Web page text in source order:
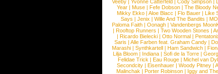
Veeby Yvonne Catterfeld Cody Simpson
Year |Muse |Fefe Dobson |The Bloody
Mikky Ekko | Aloe Blacc | Flo Bauer | Like
Says | Jenix | Wille And The Bandits | MO
Paloma Faith |Oonagh |Vandenbergs
|Rooftop Runners |Two Wooden Stones |
| Ricardo Bielecki | Otto Normal |
Saris | Alle Farben feat. Graham Candy |
Marashi | Synthkartell | Ham Sandwich |
Lilja Bloom | Indiana | Sofi de la Torre |
Felidae Trick | Eau Rouge | Michel van
Secondcity |Eisenhauer |Woody Pitney |
Malinchak |Porter Robinson | Iggy and